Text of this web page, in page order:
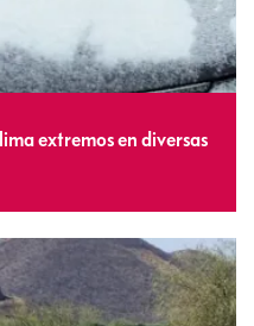
extremos en diversas